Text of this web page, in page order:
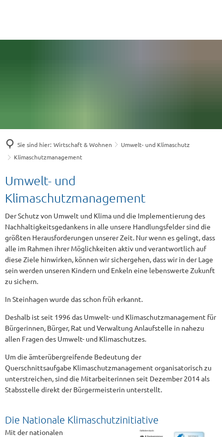
Sie sind hier: Wirtschaft & Wohnen
Umwelt- und Klimaschutz
Klimaschutzmanagement
Klimaschutzmanagement
Umwelt- und
Klimaschutzmanagement
Der Schutz von Umwelt und Klima und die Implementierung des
Nachhaltigkeitsgedankens in alle unsere Handlungsfelder sind die
größten Herausforderungen unserer Zeit. Nur wenn es gelingt, dass
alle im Rahmen ihrer Möglichkeiten aktiv und verantwortlich auf
diese Ziele hinwirken, können wir sichergehen, dass wir in der Lage
sein werden unseren Kindern und Enkeln eine lebenswerte Zukunft
zu sichern.
In Steinhagen wurde das schon früh erkannt.
Deshalb ist seit 1996 das Umwelt- und Klimaschutzmanagement für
Bürgerinnen, Bürger, Rat und Verwaltung Anlaufstelle in nahezu
allen Fragen des Umwelt- und Klimaschutzes.
Um die ämterübergreifende Bedeutung der
Querschnittsaufgabe Klimaschutzmanagement organisatorisch zu
unterstreichen, sind die Mitarbeiterinnen seit Dezember 2014 als
Stabsstelle direkt der Bürgermeisterin unterstellt.
Die Nationale Klimaschutzinitiative
Mit der nationalen